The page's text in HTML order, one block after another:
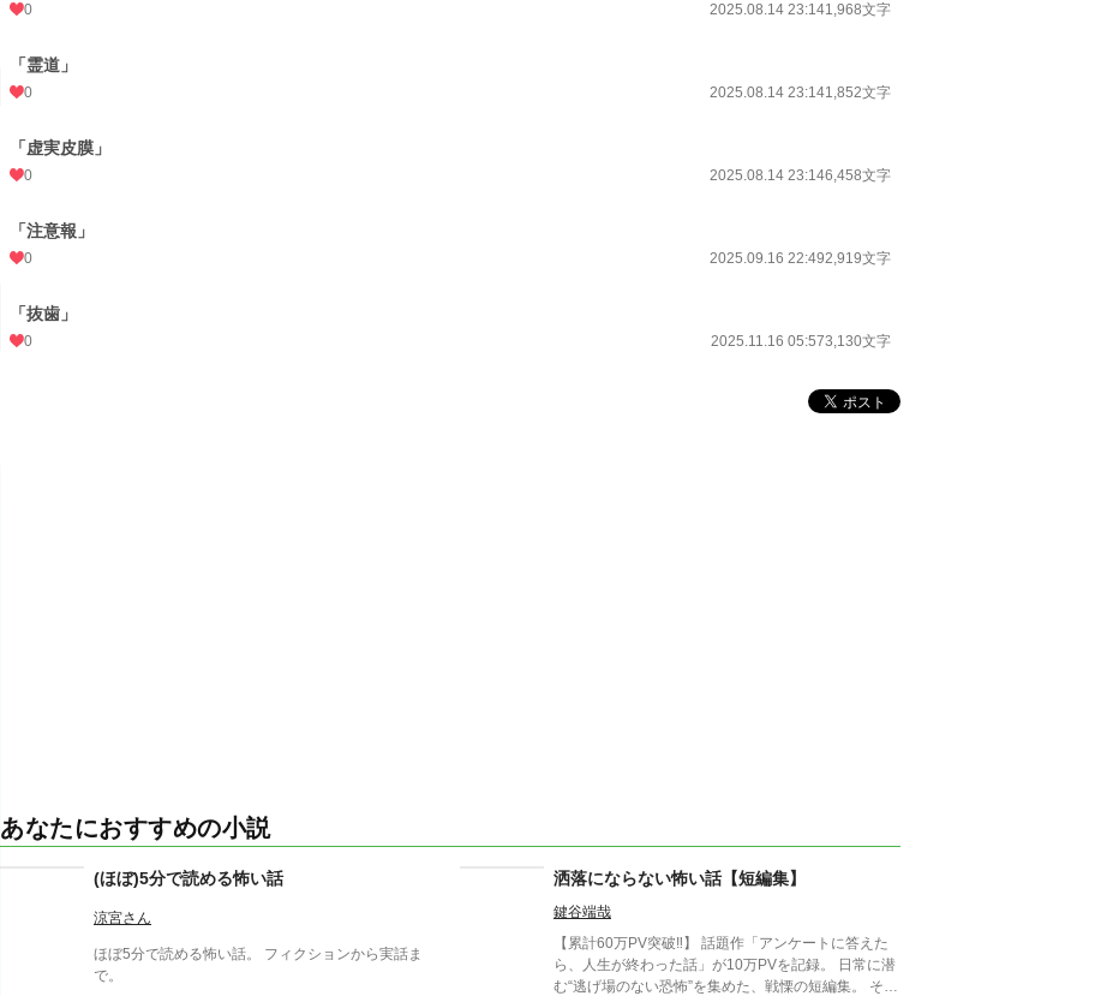
0 2025.08.14 23:141,968文字
「霊道」
0 2025.08.14 23:141,852文字
「虚実皮膜」
0 2025.08.14 23:146,458文字
「注意報」
0 2025.09.16 22:492,919文字
「抜歯」
0 2025.11.16 05:573,130文字
あなたにおすすめの小説
(ほぼ)5分で読める怖い話
涼宮さん
ほぼ5分で読める怖い話。 フィクションから実話ま
で。
洒落にならない怖い話【短編集】
鍵谷端哉
【累計60万PV突破‼】 話題作「アンケートに答えた
ら、人生が終わった話」が10万PVを記録。 日常に潜
む“逃げ場のない恐怖”を集めた、戦慄の短編集。 その